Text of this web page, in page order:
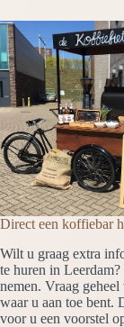
Direct een koffiebar
Wilt u graag extra
te huren in
nemen. Vraag
waar u aan toe bent.
voor u een voorstel